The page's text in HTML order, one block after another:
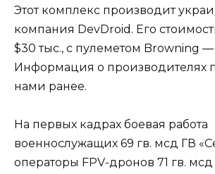
Этот комплекс производит
компания DevDroid. Его
$30 тыс., с пулеметом Browning —
Информация о производителях
нами ранее.
На первых кадрах боевая работа
военнослужащих 69 гв. мсд ГВ
операторы FPV-дронов 71 гв.